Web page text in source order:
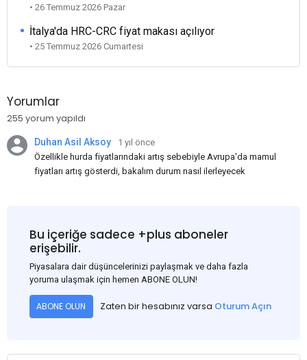
• 26 Temmuz 2026 Pazar
İtalya'da HRC-CRC fiyat makası açılıyor
• 25 Temmuz 2026 Cumartesi
Yorumlar
255 yorum yapıldı
Duhan Asil Aksoy
1 yıl önce
Özellikle hurda fiyatlarındaki artış sebebiyle Avrupa'da mamul
fiyatları artış gösterdi, bakalım durum nasıl ilerleyecek
Bu içeriğe sadece +plus aboneler
erişebilir.
Piyasalara dair düşüncelerinizi paylaşmak ve daha fazla
yoruma ulaşmak için hemen ABONE OLUN!
ABONE OLUN Zaten bir hesabınız varsa Oturum Açın